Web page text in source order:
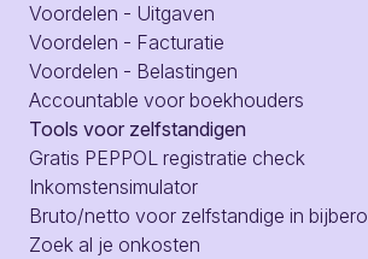
Voordelen - Uitgaven
Voordelen - Facturatie
Voordelen - Belastingen
Accountable voor boekhouders
Tools voor zelfstandigen
Gratis PEPPOL registratie check
Inkomstensimulator
Bruto/netto voor zelfstandige in
Zoek al je onkosten